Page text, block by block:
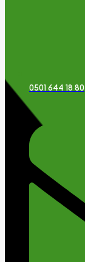
0501 644 18 80